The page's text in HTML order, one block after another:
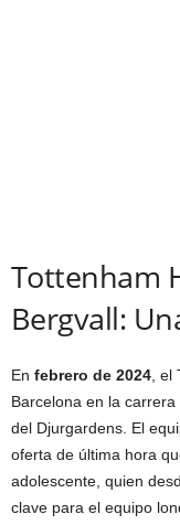
Tottenham
Bergvall:
En febrero de 2024 ,
Barcelona en la
del Djurgardens. El
oferta de última hora
adolescente, quien
clave para el equipo